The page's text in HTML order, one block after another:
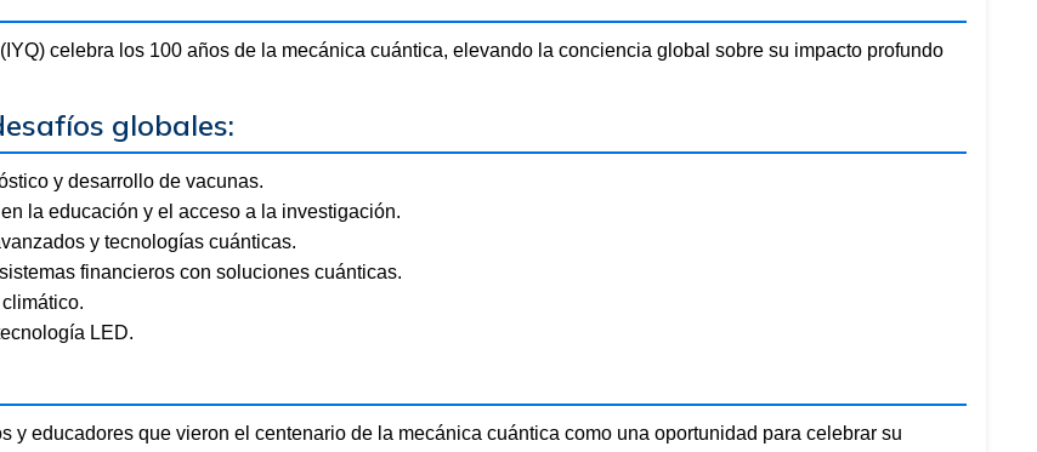
celebra los 100 años de la mecánica cuántica, elevando la conciencia global sobre su impacto profundo
globales:
y desarrollo de vacunas.
la educación y el acceso a la investigación.
y tecnologías cuánticas.
financieros con soluciones cuánticas.
LED.
y educadores que vieron el centenario de la mecánica cuántica como una oportunidad para celebrar su